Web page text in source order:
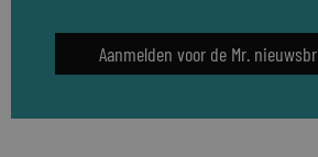
Aanmelden voor de Mr.